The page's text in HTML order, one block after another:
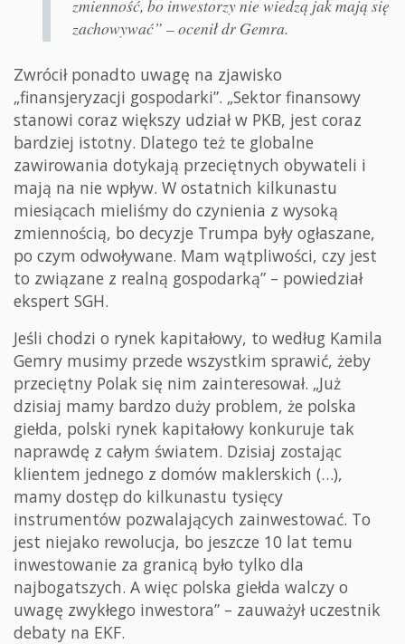
zmienność, bo inwestorzy nie wiedzą jak mają się
zachowywać” – ocenił dr Gemra.
Zwrócił ponadto uwagę na zjawisko
„finansjeryzacji gospodarki”. „Sektor finansowy
stanowi coraz większy udział w PKB, jest coraz
bardziej istotny. Dlatego też te globalne
zawirowania dotykają przeciętnych obywateli i
mają na nie wpływ. W ostatnich kilkunastu
miesiącach mieliśmy do czynienia z wysoką
zmiennością, bo decyzje Trumpa były ogłaszane,
po czym odwoływane. Mam wątpliwości, czy jest
to związane z realną gospodarką” – powiedział
ekspert SGH.
Jeśli chodzi o rynek kapitałowy, to według Kamila
Gemry musimy przede wszystkim sprawić, żeby
przeciętny Polak się nim zainteresował. „Już
dzisiaj mamy bardzo duży problem, że polska
giełda, polski rynek kapitałowy konkuruje tak
naprawdę z całym światem. Dzisiaj zostając
klientem jednego z domów maklerskich (…),
mamy dostęp do kilkunastu tysięcy
instrumentów pozwalających zainwestować. To
jest niejako rewolucja, bo jeszcze 10 lat temu
inwestowanie za granicą było tylko dla
najbogatszych. A więc polska giełda walczy o
uwagę zwykłego inwestora” – zauważył uczestnik
debaty na EKF.